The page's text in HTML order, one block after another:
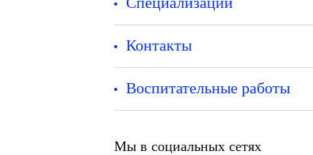
Контакты
Воспитательные работы
Мы в социальных сетях